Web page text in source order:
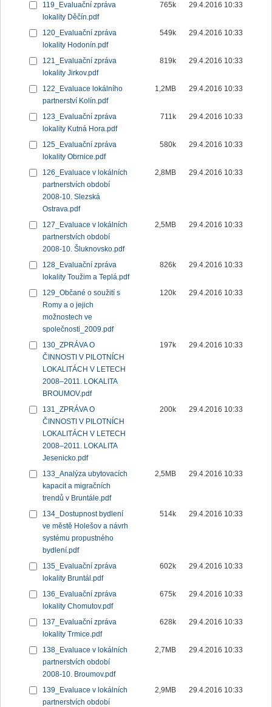
119_Evaluační zpráva
lokality Děčín.pdf
765k 29.4.2016 10:33
120_Evaluační zpráva
lokality Hodonín.pdf
549k 29.4.2016 10:33
121_Evaluační zpráva
lokality Jirkov.pdf
819k 29.4.2016 10:33
122_Evaluace lokálního
partnerství Kolín.pdf
1,2MB 29.4.2016 10:33
123_Evaluační zpráva
lokality Kutná Hora.pdf
711k 29.4.2016 10:33
125_Evaluační zpráva
lokality Obrnice.pdf
580k 29.4.2016 10:33
126_Evaluace v lokálních
partnerstvích období
2008-10. Slezská
Ostrava.pdf
2,8MB 29.4.2016 10:33
127_Evaluace v lokálních
partnerstvích období
2008-10. Šluknovsko.pdf
2,5MB 29.4.2016 10:33
128_Evaluační zpráva
lokality Toužim a Teplá.pdf
826k 29.4.2016 10:33
129_Občané o soužití s
Romy a o jejich
možnostech ve
společnosti_2009.pdf
120k 29.4.2016 10:33
130_ZPRÁVA O
ČINNOSTI V PILOTNÍCH
LOKALITÁCH V LETECH
2008–2011. LOKALITA
BROUMOV.pdf
197k 29.4.2016 10:33
131_ZPRÁVA O
ČINNOSTI V PILOTNÍCH
LOKALITÁCH V LETECH
2008–2011. LOKALITA
Jesenicko.pdf
200k 29.4.2016 10:33
133_Analýza ubytovacích
kapacit a migračních
trendů v Bruntále.pdf
2,5MB 29.4.2016 10:33
134_Dostupnost bydlení
ve městě Holešov a návrh
systému propustného
bydlení.pdf
514k 29.4.2016 10:33
135_Evaluační zpráva
lokality Bruntál.pdf
602k 29.4.2016 10:33
136_Evaluační zpráva
lokality Chomutov.pdf
675k 29.4.2016 10:33
137_Evaluační zpráva
lokality Trmice.pdf
628k 29.4.2016 10:33
138_Evaluace v lokálních
partnerstvích období
2008-10. Broumov.pdf
2,7MB 29.4.2016 10:33
139_Evaluace v lokálních
partnerstvích období
2,9MB 29.4.2016 10:33